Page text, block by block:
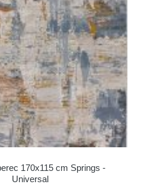
170x115 cm Springs -
Universal